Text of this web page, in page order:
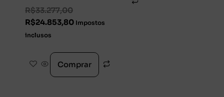
R$33.277,00
R$24.853,80 Impostos
inclusos
Comprar